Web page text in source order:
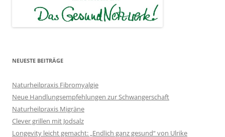
NEUESTE BEITRÄGE
Naturheilpraxis Fibromyalgie
Neue Handlungsempfehlungen zur Schwangerschaft
Naturheilpraxis Migräne
Clever grillen mit Jodsalz
Longevity leicht gemacht: „Endlich ganz gesund“ von Ulrike